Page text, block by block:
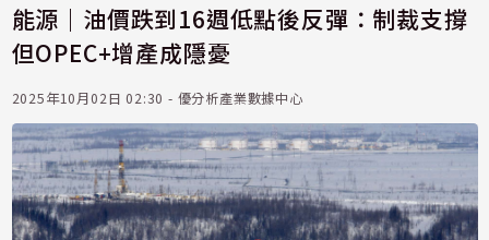
能源｜油價跌到16週低點後反彈：制裁支撐
但OPEC+增產成隱憂
2025年10月02日 02:30 - 優分析產業數據中心